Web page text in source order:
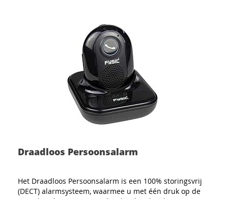
Draadloos Persoonsalarm
Het Draadloos Persoonsalarm is een 100% storingsvrij
(DECT) alarmsysteem, waarmee u met één druk op de